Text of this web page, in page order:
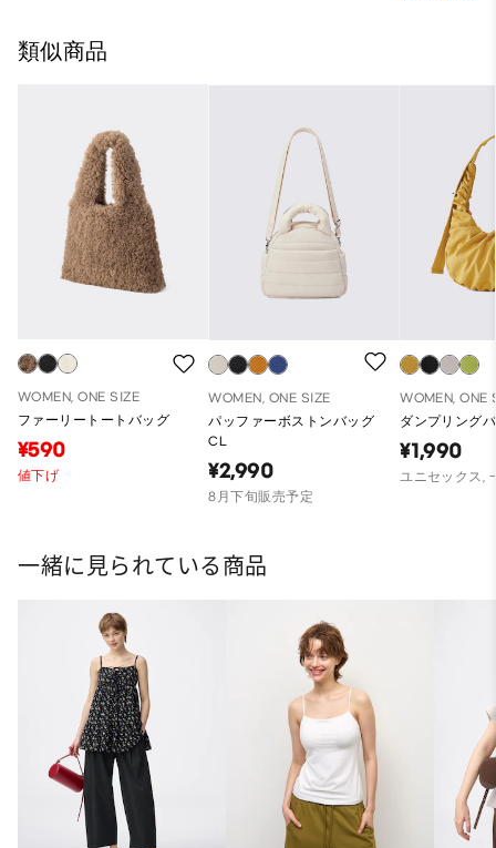
類似商品
WOMEN, ONE SIZE
ファーリートートバッグ
¥590
値下げ
WOMEN, ONE SIZE
パッファーボストンバッグ
CL
¥2,990
8月下旬販売予定
WOMEN, ONE
ダンプリング
¥1,990
ユニセックス,
一緒に見られている商品